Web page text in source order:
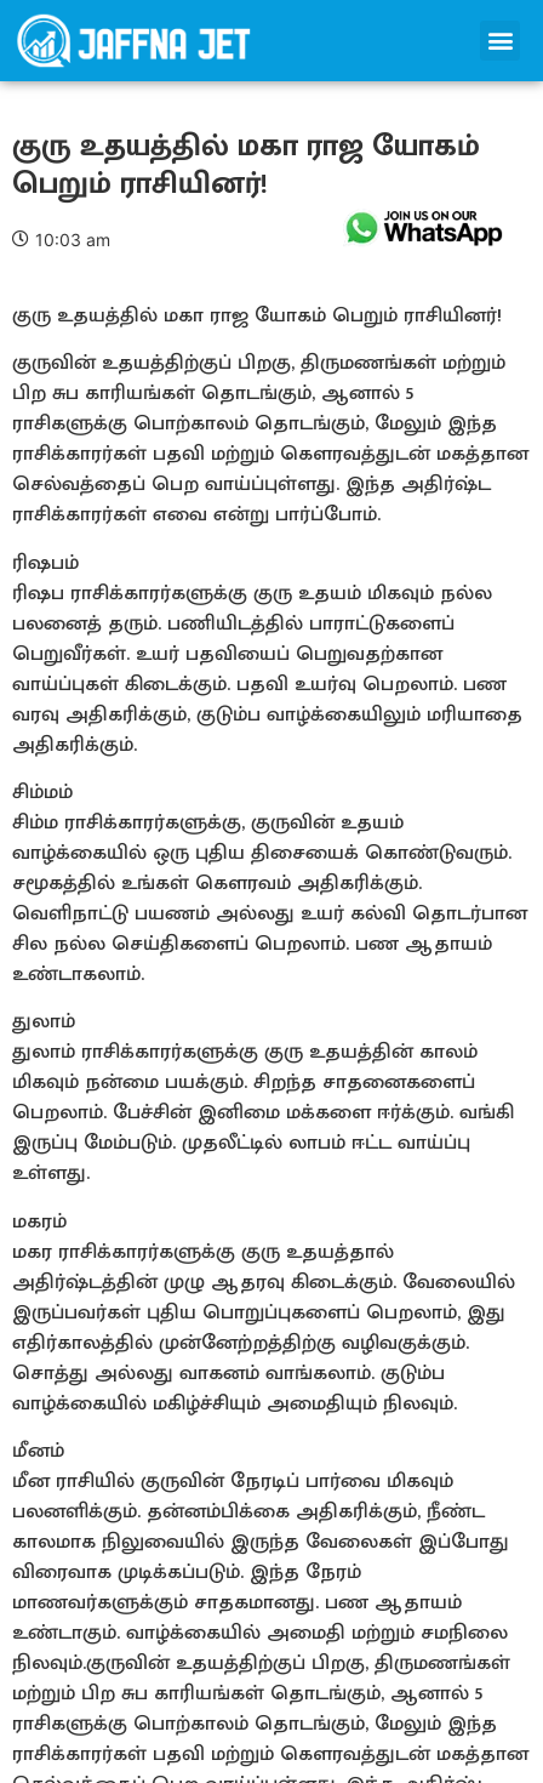
குரு உதயத்தில் மகா ராஜ யோகம்
பெறும் ராசியினர்!
10:03 am
குரு உதயத்தில் மகா ராஜ யோகம் பெறும் ராசியினர்!
குருவின் உதயத்திற்குப் பிறகு, திருமணங்கள் மற்றும்
பிற சுப காரியங்கள் தொடங்கும், ஆனால் 5
ராசிகளுக்கு பொற்காலம் தொடங்கும், மேலும் இந்த
ராசிக்காரர்கள் பதவி மற்றும் கௌரவத்துடன் மகத்தான
செல்வத்தைப் பெற வாய்ப்புள்ளது. இந்த அதிர்ஷ்ட
ராசிக்காரர்கள் எவை என்று பார்ப்போம்.
ரிஷபம்
ரிஷப ராசிக்காரர்களுக்கு குரு உதயம் மிகவும் நல்ல
பலனைத் தரும். பணியிடத்தில் பாராட்டுகளைப்
பெறுவீர்கள். உயர் பதவியைப் பெறுவதற்கான
வாய்ப்புகள் கிடைக்கும். பதவி உயர்வு பெறலாம். பண
வரவு அதிகரிக்கும், குடும்ப வாழ்க்கையிலும் மரியாதை
அதிகரிக்கும்.
சிம்மம்
சிம்ம ராசிக்காரர்களுக்கு, குருவின் உதயம்
வாழ்க்கையில் ஒரு புதிய திசையைக் கொண்டுவரும்.
சமூகத்தில் உங்கள் கௌரவம் அதிகரிக்கும்.
வெளிநாட்டு பயணம் அல்லது உயர் கல்வி தொடர்பான
சில நல்ல செய்திகளைப் பெறலாம். பண ஆதாயம்
உண்டாகலாம்.
துலாம்
துலாம் ராசிக்காரர்களுக்கு குரு உதயத்தின் காலம்
மிகவும் நன்மை பயக்கும். சிறந்த சாதனைகளைப்
பெறலாம். பேச்சின் இனிமை மக்களை ஈர்க்கும். வங்கி
இருப்பு மேம்படும். முதலீட்டில் லாபம் ஈட்ட வாய்ப்பு
உள்ளது.
மகரம்
மகர ராசிக்காரர்களுக்கு குரு உதயத்தால்
அதிர்ஷ்டத்தின் முழு ஆதரவு கிடைக்கும். வேலையில்
இருப்பவர்கள் புதிய பொறுப்புகளைப் பெறலாம், இது
எதிர்காலத்தில் முன்னேற்றத்திற்கு வழிவகுக்கும்.
சொத்து அல்லது வாகனம் வாங்கலாம். குடும்ப
வாழ்க்கையில் மகிழ்ச்சியும் அமைதியும் நிலவும்.
மீனம்
மீன ராசியில் குருவின் நேரடிப் பார்வை மிகவும்
பலனளிக்கும். தன்னம்பிக்கை அதிகரிக்கும், நீண்ட
காலமாக நிலுவையில் இருந்த வேலைகள் இப்போது
விரைவாக முடிக்கப்படும். இந்த நேரம்
மாணவர்களுக்கும் சாதகமானது. பண ஆதாயம்
உண்டாகும். வாழ்க்கையில் அமைதி மற்றும் சமநிலை
நிலவும்.குருவின் உதயத்திற்குப் பிறகு, திருமணங்கள்
மற்றும் பிற சுப காரியங்கள் தொடங்கும், ஆனால் 5
ராசிகளுக்கு பொற்காலம் தொடங்கும், மேலும் இந்த
ராசிக்காரர்கள் பதவி மற்றும் கௌரவத்துடன் மகத்தான